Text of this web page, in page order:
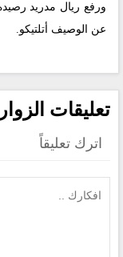
عن الوصيف أتلتيكو.
تعليقات الزوار (
اترك تعليقاً